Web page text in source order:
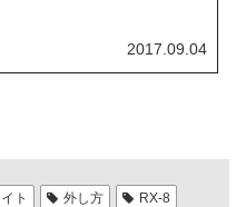
2017.09.04
ト 外し方 RX-8